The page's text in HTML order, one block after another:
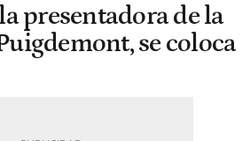
presentadora de la
se coloca